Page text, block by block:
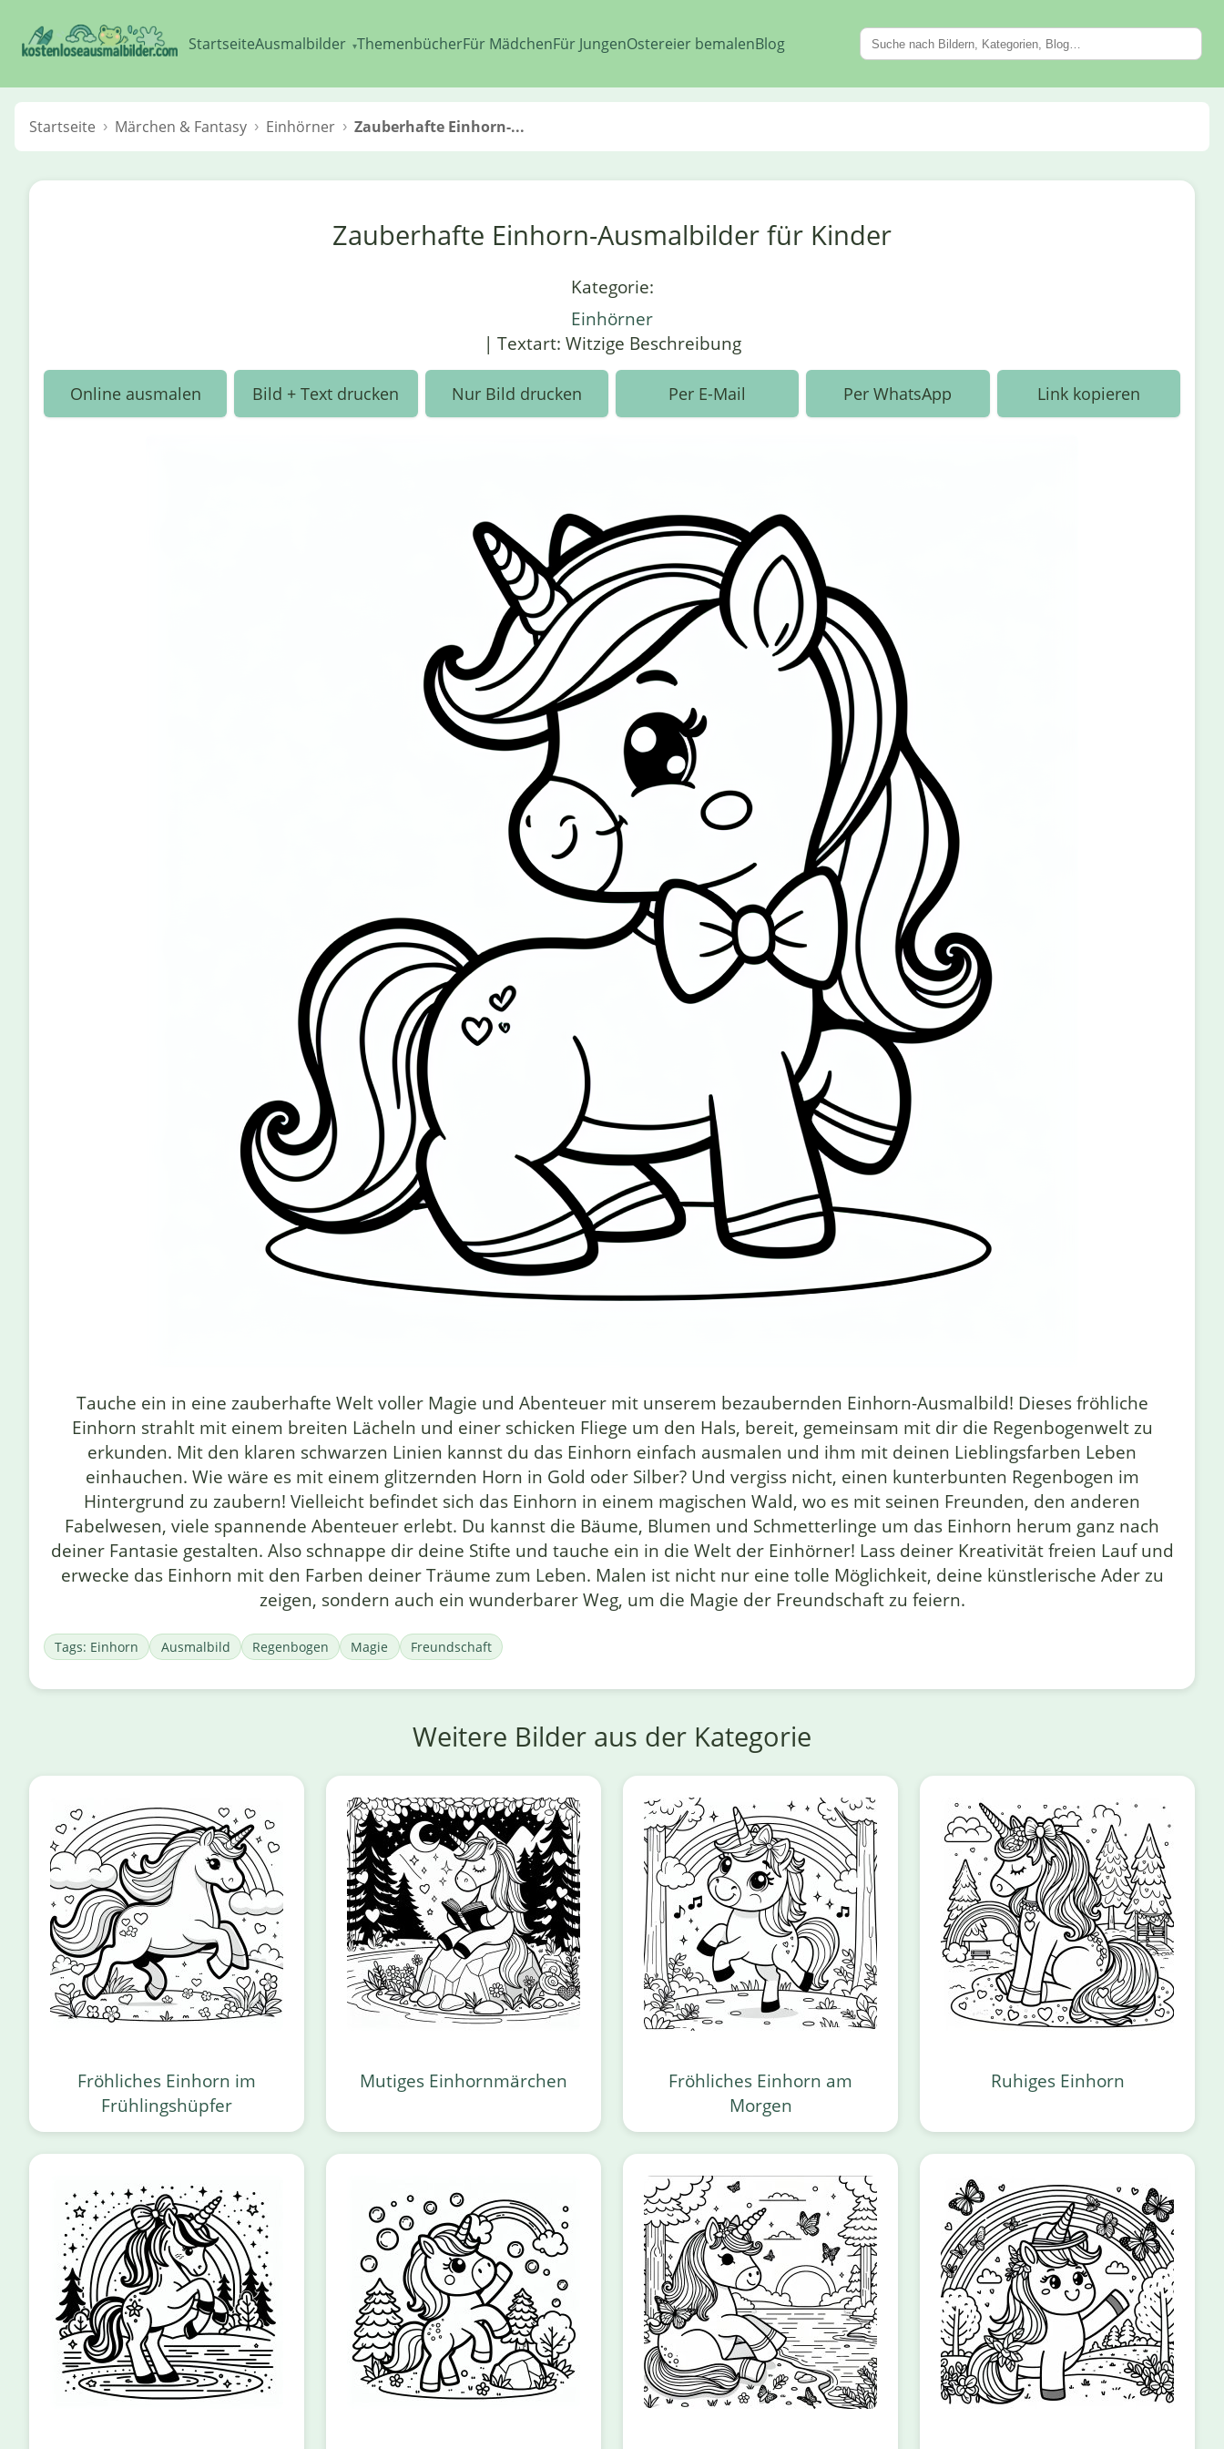
StartseiteAusmalbilder ▾ThemenbücherFür MädchenFür JungenOstereier bemalenBlog
Startseite Märchen & Fantasy Einhörner Zauberhafte Einhorn-...
Zauberhafte Einhorn-Ausmalbilder für Kinder
Kategorie:
Einhörner
| Textart: Witzige Beschreibung
Online ausmalen Bild + Text drucken Nur Bild drucken Per E-Mail Per WhatsApp Link kopieren
Tauche ein in eine zauberhafte Welt voller Magie und Abenteuer mit unserem bezaubernden Einhorn-Ausmalbild! Dieses fröhliche
Einhorn strahlt mit einem breiten Lächeln und einer schicken Fliege um den Hals, bereit, gemeinsam mit dir die Regenbogenwelt zu
erkunden. Mit den klaren schwarzen Linien kannst du das Einhorn einfach ausmalen und ihm mit deinen Lieblingsfarben Leben
einhauchen. Wie wäre es mit einem glitzernden Horn in Gold oder Silber? Und vergiss nicht, einen kunterbunten Regenbogen im
Hintergrund zu zaubern! Vielleicht befindet sich das Einhorn in einem magischen Wald, wo es mit seinen Freunden, den anderen
Fabelwesen, viele spannende Abenteuer erlebt. Du kannst die Bäume, Blumen und Schmetterlinge um das Einhorn herum ganz nach
deiner Fantasie gestalten. Also schnappe dir deine Stifte und tauche ein in die Welt der Einhörner! Lass deiner Kreativität freien Lauf und
erwecke das Einhorn mit den Farben deiner Träume zum Leben. Malen ist nicht nur eine tolle Möglichkeit, deine künstlerische Ader zu
zeigen, sondern auch ein wunderbarer Weg, um die Magie der Freundschaft zu feiern.
Tags: Einhorn Ausmalbild Regenbogen Magie Freundschaft
Weitere Bilder aus der Kategorie
Fröhliches Einhorn im
Frühlingshüpfer
Mutiges Einhornmärchen
Fröhliches Einhorn am
Morgen
Ruhiges Einhorn